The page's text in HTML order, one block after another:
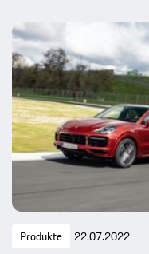
Produkte 22.07.2022